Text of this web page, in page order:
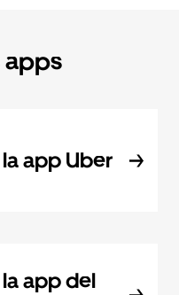
apps
app Uber
app del